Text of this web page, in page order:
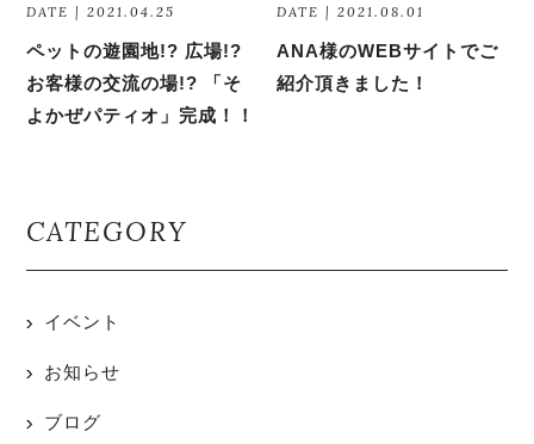
DATE | 2021.04.25
ペットの遊園地!? 広場!?
お客様の交流の場!? 「そ
よかぜパティオ」完成！！
DATE | 2021.08.01
ANA様のWEBサイトでご
紹介頂きました！
CATEGORY
イベント
お知らせ
ブログ